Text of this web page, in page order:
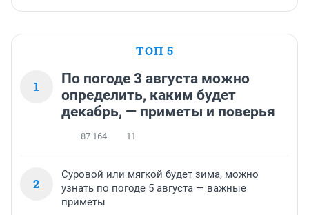
ТОП 5
1
По погоде 3 августа можно
определить, каким будет
декабрь, — приметы и поверья
87 164 11
2
Суровой или мягкой будет зима, можно
узнать по погоде 5 августа — важные
приметы